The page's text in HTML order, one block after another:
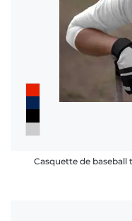
Casquette de baseball